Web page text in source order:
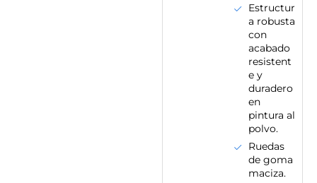
Estructur
a robusta
con
acabado
resistent
e y
duradero
en
pintura al
polvo.
Ruedas
de goma
maciza.